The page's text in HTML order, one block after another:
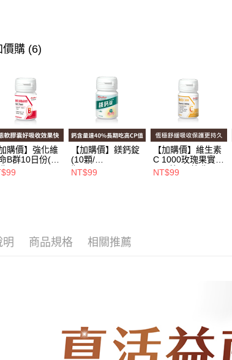
價購 (6)
購價】強化維
B群10日份(10
)_A000226
【加購價】鎂鈣錠
(10顆/
瓶)_A000384
NT$99
【加購價】維生素
C 1000玫瑰果實
plus錠(10錠/瓶)*1
瓶_A000425
NT$99
明 商品規格 相關推薦